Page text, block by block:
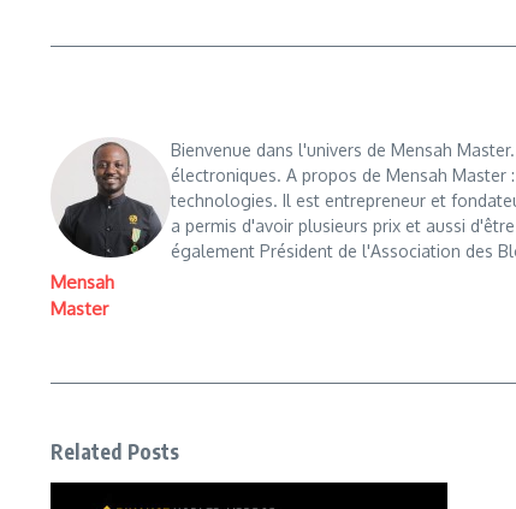
Mensah
Master
Bienvenue dans l'univers de Mensah
électroniques. A propos de Mensah
technologies. Il est entrepreneur et
a permis d'avoir plusieurs prix et aussi
également Président de l'Association des
Related Posts